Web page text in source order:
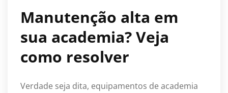
Manutenção alta em
sua academia? Veja
como resolver
Verdade seja dita, equipamentos de academia